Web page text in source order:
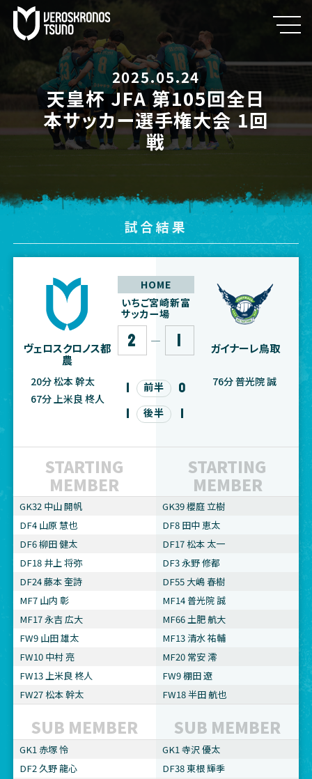
2025.05.24
天皇杯 JFA 第105回全日
本サッカー選手権大会 1回
戦
試合結果
ヴェロスクロノス都
農
HOME
いちご宮崎新富
サッカー場
2 ― 1 ガイナーレ鳥取
20分 松本 幹太
67分 上米良 柊人
1 前半
0
1
後半 1
76分 普光院 誠
STARTING
MEMBER
GK32 中山 開帆
DF4 山原 慧也
DF6 柳田 健太
DF18 井上 将弥
DF24 藤本 奎詩
MF7 山内 彰
MF17 永吉 広大
FW9 山田 雄太
FW10 中村 亮
FW13 上米良 柊人
FW27 松本 幹太
SUB MEMBER
GK1 赤塚 怜
DF2 久野 龍心
STARTING
MEMBER
GK39 櫻庭 立樹
DF8 田中 恵太
DF17 松本 太一
DF3 永野 修都
DF55 大嶋 春樹
MF14 普光院 誠
MF66 土肥 航大
MF13 清水 祐輔
MF20 常安 澪
FW9 棚田 遼
FW18 半田 航也
SUB MEMBER
GK1 寺沢 優太
DF38 東根 輝季